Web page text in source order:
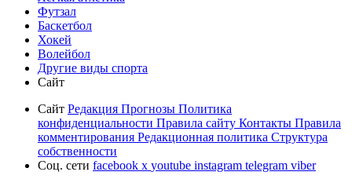
Футзал
Баскетбол
Хокей
Волейбол
Другие виды спорта
Сайт
Сайт Редакция Прогнозы Политика
конфиденциальности Правила сайту Контакты Правила
комментирования Редакционная политика Структура
собственности
Соц. сети facebook x youtube instagram telegram viber